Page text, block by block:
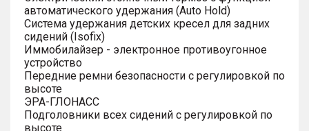
автоматического удержания (Auto Hold)
Система удержания детских кресел для задних
сидений (Isofix)
Иммобилайзер - электронное противоугонное
устройство
Передние ремни безопасности с регулировкой по
высоте
ЭРА-ГЛОНАСС
Подголовники всех сидений с регулировкой по
высоте